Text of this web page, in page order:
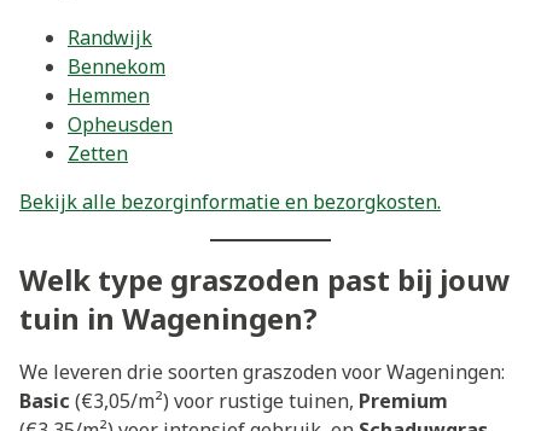
Randwijk
Bennekom
Hemmen
Opheusden
Zetten
Bekijk alle bezorginformatie en bezorgkosten.
Welk type graszoden past bij jouw
tuin in Wageningen?
We leveren drie soorten graszoden voor Wageningen:
Basic (€3,05/m²) voor rustige tuinen, Premium